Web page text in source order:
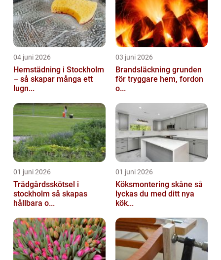
04 juni 2026
Hemstädning i Stockholm
– så skapar många ett
lugn...
03 juni 2026
Brandsläckning grunden
för tryggare hem, fordon
o...
01 juni 2026
Trädgårdsskötsel i
stockholm så skapas
hållbara o...
01 juni 2026
Köksmontering skåne så
lyckas du med ditt nya
kök...